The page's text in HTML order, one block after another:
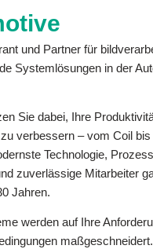
und Partner für
Systemlösungen in der
Sie dabei, Ihre
verbessern – vom Coil
Technologie,
zuverlässige Mitarbeiter
Jahren.
werden auf Ihre